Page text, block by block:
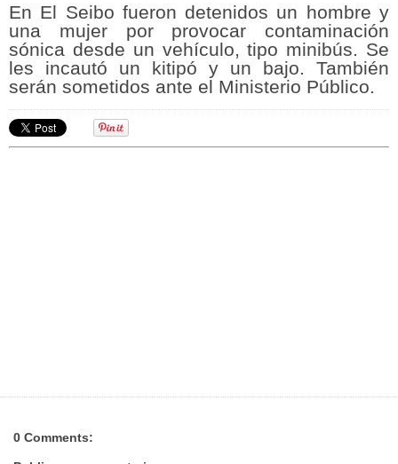
En El Seibo fueron detenidos un hombre y
una mujer por provocar contaminación
sónica desde un vehículo, tipo minibús. Se
les incautó un kitipó y un bajo. También
serán sometidos ante el Ministerio Público.
0 Comments: